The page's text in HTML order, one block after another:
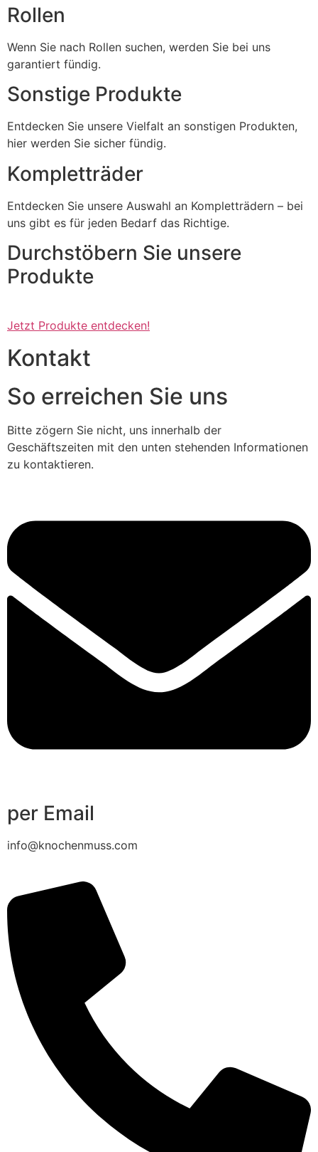
Rollen
Wenn Sie nach Rollen suchen, werden Sie bei uns
garantiert fündig.
Sonstige Produkte
Entdecken Sie unsere Vielfalt an sonstigen Produkten,
hier werden Sie sicher fündig.
Kompletträder
Entdecken Sie unsere Auswahl an Kompletträdern – bei
uns gibt es für jeden Bedarf das Richtige.
Durchstöbern Sie unsere
Produkte
Jetzt Produkte entdecken!
Kontakt
So erreichen Sie uns
Bitte zögern Sie nicht, uns innerhalb der
Geschäftszeiten mit den unten stehenden Informationen
zu kontaktieren.
per Email
info@knochenmuss.com